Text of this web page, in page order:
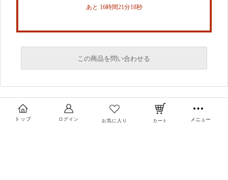
あと 16時間21分18秒
この商品を問い合わせる
トップ ログイン お気に入り カート メニュー